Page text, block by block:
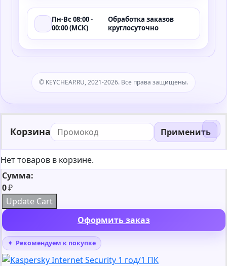
Пн-Вс 08:00 -
00:00 (МСК)
Обработка заказов
круглосуточно
© KEYCHEAP.RU, 2021-2026. Все права защищены.
Корзина Применить
Нет товаров в корзине.
Сумма:
0₽
Update Cart
Оформить заказ
Рекомендуем к покупке